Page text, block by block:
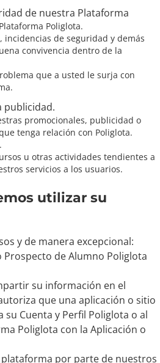
de nuestra Plataforma
Poliglota.
de seguridad y demás
convivencia dentro de la
que a usted le surja con
publicidad.
promocionales, publicidad o
tenga relación con Poliglota.
u otras actividades tendientes a
servicios a los usuarios.
utilizar su
y de manera excepcional:
Prospecto de Alumno Poliglota
su información en el
que una aplicación o sitio
su Cuenta y Perfil Poliglota o al
Poliglota con la Aplicación o
por parte de nuestros